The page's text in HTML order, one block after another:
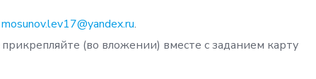
mosunov.lev17@yandex.ru.
(во вложении) вместе с заданием карту